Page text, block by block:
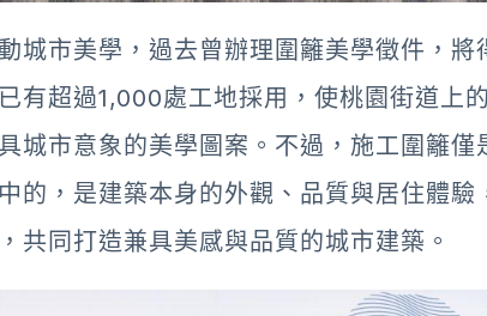
城市美學，過去曾辦理圍籬美學徵件，將
有超過1,000處工地採用，使桃園街道上
城市意象的美學圖案。不過，施工圍籬僅
的，是建築本身的外觀、品質與居住體驗
共同打造兼具美感與品質的城市建築。